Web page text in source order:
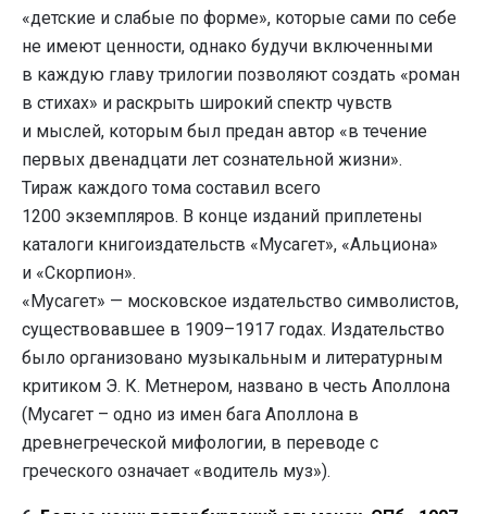
«детские и слабые по форме», которые сами по себе
не имеют ценности, однако будучи включенными
в каждую главу трилогии позволяют создать «роман
в стихах» и раскрыть широкий спектр чувств
и мыслей, которым был предан автор «в течение
первых двенадцати лет сознательной жизни».
Тираж каждого тома составил всего
1200 экземпляров. В конце изданий приплетены
каталоги книгоиздательств «Мусагет», «Альциона»
и «Скорпион».
«Мусагет» — московское издательство символистов,
существовавшее в 1909–1917 годах. Издательство
было организовано музыкальным и литературным
критиком Э. К. Метнером, названо в честь Аполлона
(Мусагет – одно из имен бага Аполлона в
древнегреческой мифологии, в переводе с
греческого означает «водитель муз»).